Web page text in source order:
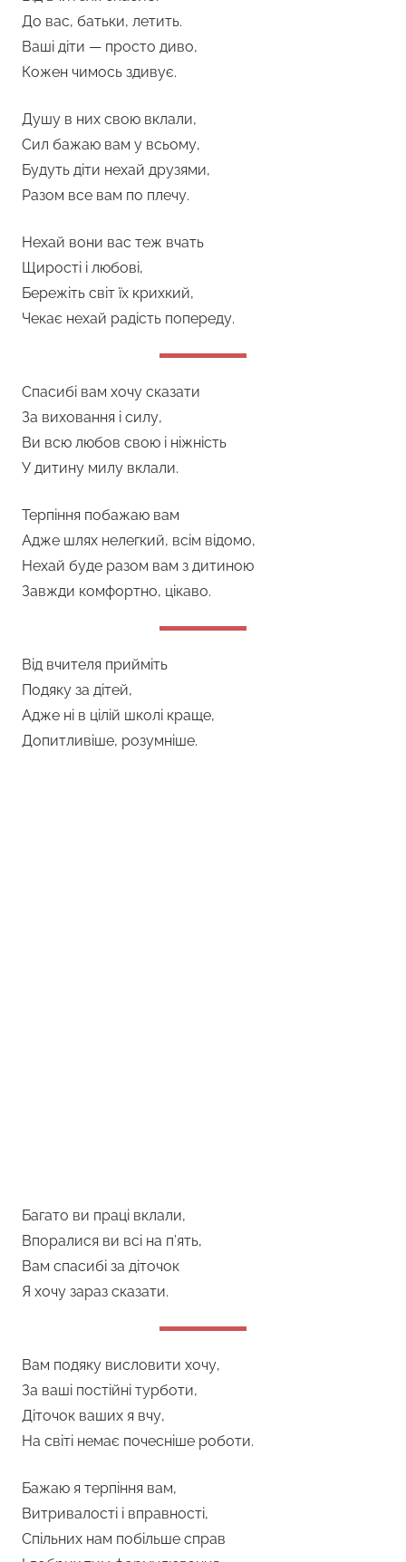
До вас, батьки, летить.
Ваші діти — просто диво,
Кожен чимось здивує.
Душу в них свою вклали,
Сил бажаю вам у всьому,
Будуть діти нехай друзями,
Разом все вам по плечу.
Нехай вони вас теж вчать
Щирості і любові,
Бережіть світ їх крихкий,
Чекає нехай радість попереду.
Спасибі вам хочу сказати
За виховання і силу,
Ви всю любов свою і ніжність
У дитину милу вклали.
Терпіння побажаю вам
Адже шлях нелегкий, всім відомо,
Нехай буде разом вам з дитиною
Завжди комфортно, цікаво.
Від вчителя прийміть
Подяку за дітей,
Адже ні в цілій школі краще,
Допитливіше, розумніше.
Багато ви праці вклали,
Впоралися ви всі на п’ять,
Вам спасибі за діточок
Я хочу зараз сказати.
Вам подяку висловити хочу,
За ваші постійні турботи,
Діточок ваших я вчу,
На світі немає почесніше роботи.
Бажаю я терпіння вам,
Витривалості і вправності,
Спільних нам побільше справ